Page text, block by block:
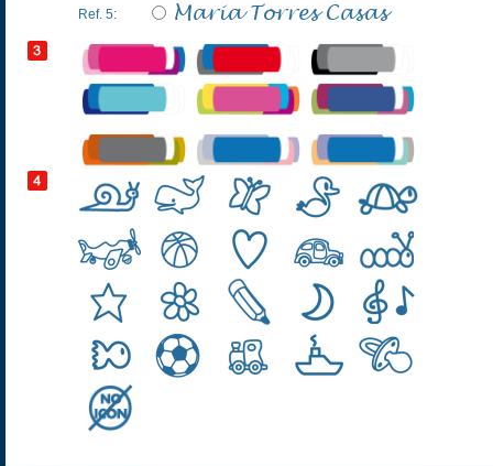
Ref. 5: Maria Torres Casas